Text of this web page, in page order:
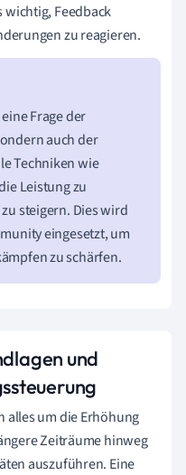
Feedback
zu reagieren.
Frage der
auch der
Techniken wie
Leistung zu
steigern. Dies wird
eingesetzt, um
zu schärfen.
und
alles um die Erhöhung
Zeiträume hinweg
auszuführen. Eine